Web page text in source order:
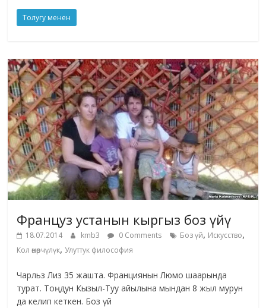
Толугу менен
Француз устанын кыргыз боз үйү
18.07.2014 kmb3 0 Comments Боз үй, Искусство,
Кол өнөрчүлүк, Улуттук философия
Чарльз Лиз 35 жашта. Франциянын Люмо шаарында
турат. Тоңдун Кызыл-Туу айылына мындан 8 жыл мурун
да келип кеткен. Боз үй